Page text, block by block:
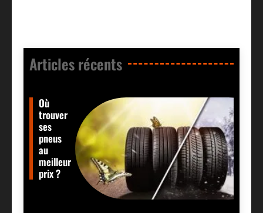
Articles récents​
Où
trouver
ses
pneus
au
meilleur
prix ?